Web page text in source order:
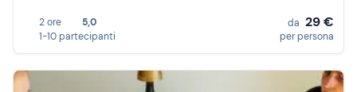
2 ore
5,0
1-10 partecipanti
da 29 €
per persona